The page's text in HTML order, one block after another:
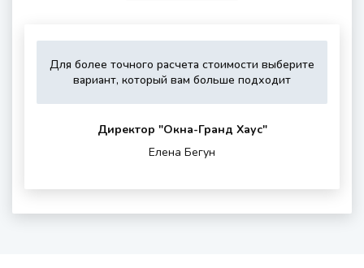
Для более точного расчета стоимости выберите
вариант, который вам больше подходитУкажите,
Выберите,
Это
шумности
окном
Укажите
Директор "Oкна-Гранд Хаус"
Елена Бегун